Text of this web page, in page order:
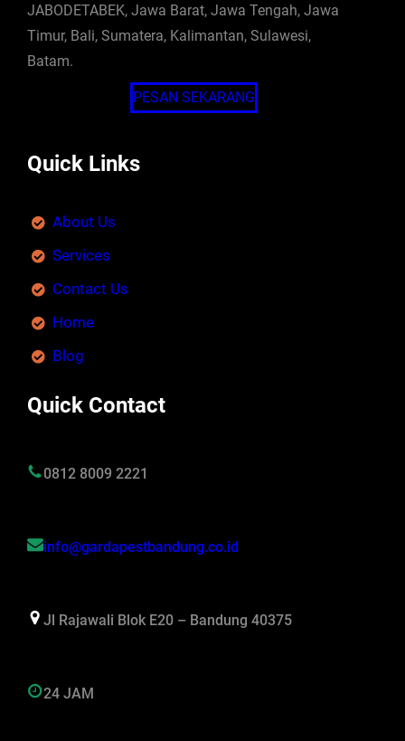
JABODETABEK, Jawa Barat, Jawa Tengah, Jawa
Timur, Bali, Sumatera, Kalimantan, Sulawesi,
Batam.
PESAN SEKARANG
Quick Links
About Us
Services
Contact Us
Home
Blog
Quick Contact
0812 8009 2221
info@gardapestbandung.co.id
Jl Rajawali Blok E20 – Bandung 40375
24 JAM